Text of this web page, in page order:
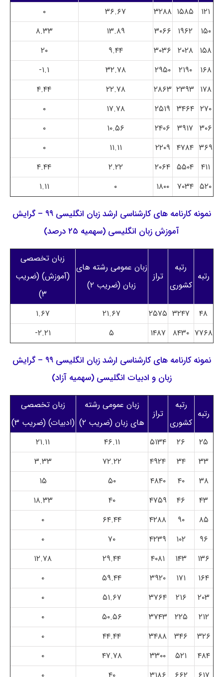
۱۲۱
۱۵۸۵ ۳۲۸۸ ۳۶.۶۷
۰
۱۵۰
۱۹۶۲ ۳۰۶۶ ۱۳.۸۹
۸.۳۳
۱۵۸ ۲۰۲۸ ۳۰۳۶ ۹.۴۴
۲۰
۱۶۸
۲۱۹۰ ۲۹۵۰ ۳۲.۷۸
۱.۱-
۱۷۸ ۲۳۹۳ ۲۸۶۳ ۲۲.۷۸
۴.۴۴
۲۷۰ ۳۴۶۴ ۲۵۱۹ ۱۷.۷۸
۰
۳۰۶ ۳۹۱۷ ۲۴۰۶ ۱۰.۵۶
۰
۳۶۹ ۴۷۸۴ ۲۲۰۹ ۱۱.۱۱
۰
۴۱۱ ۵۵۰۴ ۲۰۶۴ ۲.۲۲
۴.۴۴
۵۲۰ ۷۰۳۴ ۱۸۰۰ ۰ ۱.۱۱
نمونه کارنامه های کارشناسی ارشد زبان انگلیسی ۹۹ – گرایش
آموزش زبان انگلیسی (سهمیه ۲۵ درصد)
رتبه
رتبه
کشوری
تراز
زبان عمومی رشته های
زبان (ضریب ۲)
زبان تخصصی
(آموزش) (ضریب
۳)
۴۸
۳۲۴۷ ۲۵۷۵ ۲۱.۶۷
۱.۶۷
۷۷۶۸ ۸۴۳۰ ۱۴۸۷ ۵ ۲.۲۱-
نمونه کارنامه های کارشناسی ارشد زبان انگلیسی ۹۹ – گرایش
زبان و ادبیات انگلیسی (سهمیه آزاد)
رتبه
رتبه
کشوری
تراز
زبان عمومی رشته
های زبان (ضریب ۲)
زبان تخصصی
(ادبیات) (ضریب ۳)
۲۵
۲۶ ۵۱۳۴ ۴۶.۱۱
۲۱.۱۱
۳۳
۳۴ ۴۹۲۴ ۷۲.۲۲
۳.۳۳
۳۸
۴۰ ۴۸۴۰ ۵۰
۱۵
۴۳
۴۶ ۴۷۵۹ ۴۰
۱۸.۳۳
۸۵
۹۰ ۴۲۸۸ ۶۴.۴۴
۰
۹۶
۱۰۲ ۴۲۳۹ ۷۰
۰
۱۳۶
۱۴۳ ۴۰۸۱ ۲۹.۴۴
۱۲.۷۸
۱۶۴
۱۷۱ ۳۹۲۰ ۵۹.۴۴
۰
۲۰۳
۲۱۶ ۳۷۶۴ ۵۱.۶۷
۰
۲۱۲
۲۲۵ ۳۷۴۳ ۵۰.۵۶
۰
۳۲۶
۳۴۶ ۳۴۸۸ ۴۴.۴۴
۰
۴۸۴
۵۲۱ ۳۳۰۰ ۴۷.۷۸
۰